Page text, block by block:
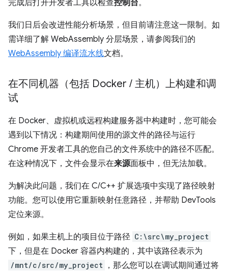
完成后打开开发者工具以检查控制台。
我们日后会改进性能分析场景，但目前请注意这一限制。如
需详细了解 WebAssembly 分层场景，请参阅我们的
WebAssembly 编译流水线文档。
在不同机器（包括 Docker / 主机）上构建和调
试
在 Docker、虚拟机或远程构建服务器中构建时，您可能会
遇到以下情况：构建期间使用的源文件的路径与运行
Chrome 开发者工具的您自己的文件系统中的路径不匹配。
在这种情况下，文件会显示在来源面板中，但无法加载。
为解决此问题，我们在 C/C++ 扩展选项中实现了路径映射
功能。您可以使用它重新映射任意路径，并帮助 DevTools
定位来源。
例如，如果主机上的项目位于路径 C:\src\my_project
下，但是在 Docker 容器内构建的，其中该路径表示为
/mnt/c/src/my_project ，那么您可以在调试期间通过将